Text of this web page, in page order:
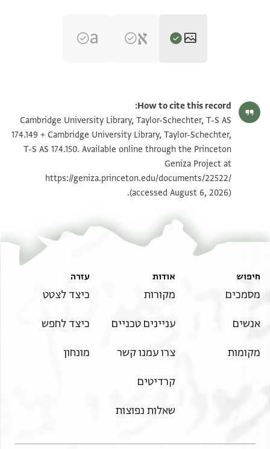
T-S AS 174.149 1v הגדל וסובב
T-S AS 174.150 1r הגדל וסובב
T-S AS 174.150 1v
How to cite this record:
Cambridge University Library, Taylor-Schechter, T-S AS
174.149 + Cambridge University Library, Taylor-Schechter,
T-S AS 174.150. Available online through the Princeton
Geniza Project at
https://geniza.princeton.edu/documents/22522/
(accessed August 6, 2026).
חיפוש
מסמכים
אנשים
מקומות
אודות
מקורות
עניינים טכניים
צרו עמנו קשר
קרדיטים
שאלות נפוצות
עזרה
כיצד לצטט
כיצד לחפש
מונחון